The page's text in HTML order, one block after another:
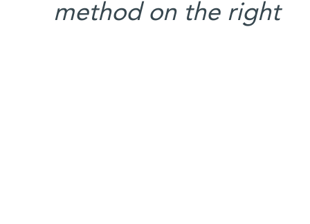
method on the right